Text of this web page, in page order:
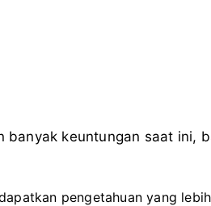
banyak keuntungan saat ini,
pengetahuan yang